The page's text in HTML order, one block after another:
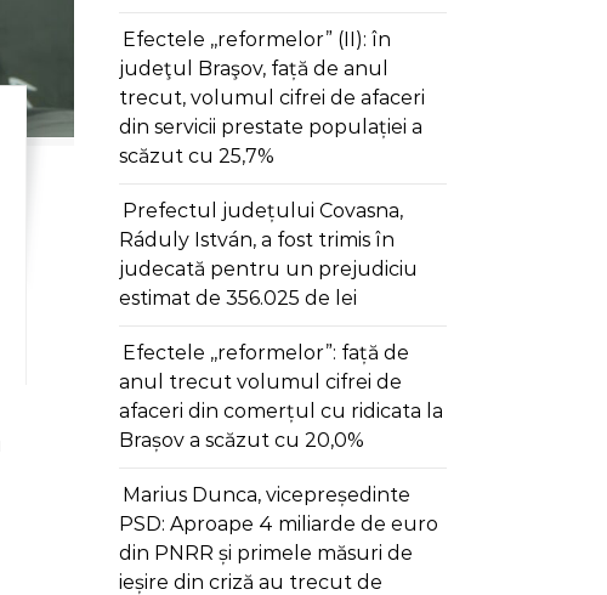
Efectele ,,reformelor” (II): în
judeţul Braşov, față de anul
trecut, volumul cifrei de afaceri
din servicii prestate populației a
scăzut cu 25,7%
Prefectul județului Covasna,
Ráduly István, a fost trimis în
judecată pentru un prejudiciu
estimat de 356.025 de lei
Efectele ,,reformelor”: față de
anul trecut volumul cifrei de
afaceri din comerțul cu ridicata la
Brașov a scăzut cu 20,0%
Marius Dunca, vicepreședinte
PSD: Aproape 4 miliarde de euro
din PNRR și primele măsuri de
ieșire din criză au trecut de